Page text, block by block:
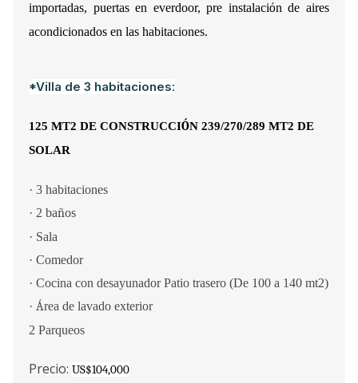
importadas, puertas en everdoor, pre instalación de aires
acondicionados en las habitaciones.
*Villa de 3 habitaciones:
125 MT2 DE CONSTRUCCIÓN 239/270/289 MT2 DE
SOLAR
· 3 habitaciones
· 2 baños
· Sala
· Comedor
· Cocina con desayunador Patio trasero (De 100 a 140 mt2)
· Área de lavado exterior
2 Parqueos
Precio: US$104,000